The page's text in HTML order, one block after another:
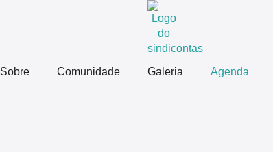
Sobre Comunidade Galeria Agenda